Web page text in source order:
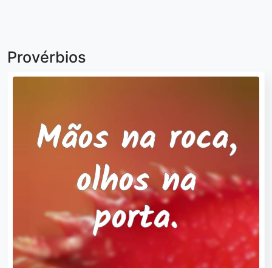
Provérbios